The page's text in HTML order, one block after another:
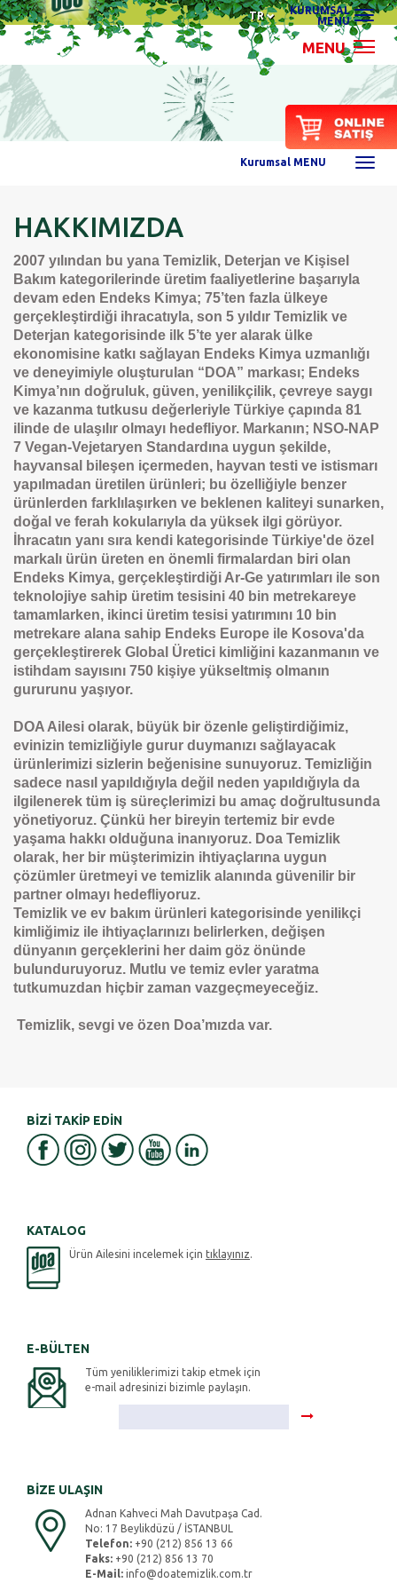
KURUMSAL
MENU
TR
MENU
HAKKIMIZDA
2007 yı ından bu yana Temizlik, Deterjan ve Kişisel
Bakım kategorilerinde üretim faaliyetlerine başarıyla
devam eden Endeks Kimya; 75’ten fazla ü lkeye
gerçekleştirdiği ihracatıyla, son 5 yı ld ır Temizlik ve
Deterjan kategorisinde ilk 5’te yer alarak ü lke
ekonomisine katkı sağ layan Endeks Kimya uzmanl ığı
ve deneyimiyle oluşturulan “DOA” markası; Endeks
Kimya’nın doğruluk, güven, yenilikçilik, çevreye saygı
ve kazanma tutkusu değerleriyle Türkiye çapında 81
ilinde de ulaşı ır olmayı hedefliyor. Markanın; NSO-NAP
7 Vegan-Vejetaryen Standard ına uygun şekilde,
hayvansal bileşen içermeden, hayvan testi ve istismarı
yapı lmadan üretilen ürünleri; bu özelliğiyle benzer
ürünlerden farkl ı laşırken ve beklenen kaliteyi sunarken,
doğal ve ferah kokularıyla da yü ksek ilgi görüyor.
hracatın yanı sıra kendi kategorisinde Türkiye'de özel
markal ı ürün üreten en önemli firmalardan biri olan
Endeks Kimya, gerçekleştirdiği Ar-Ge yatırımları ile son
teknolojiye sahip üretim tesisini 40 bin metrekareye
tamamlarken, ikinci üretim tesisi yatırımını 10 bin
metrekare alana sahip Endeks Europe ile Kosova'da
gerçekleştirerek Global Üretici kimliğini kazanmanın ve
istihdam sayısını 750 kişiye yü kseltmiş olmanın
gururunu yaşıyor.
DOA Ailesi olarak, büyü k bir özenle geliştirdiğimiz,
evinizin temizliğiyle gurur duymanızı sağ layacak
ürünlerimizi sizlerin beğenisine sunuyoruz. Temizliğin
sadece nası l yapı ld ığıyla değil neden yapı ld ığıyla da
ilgilenerek tüm iş süreç lerimizi bu amaç doğrultusunda
yönetiyoruz. Çünkü her bireyin tertemiz bir evde
yaşama hakkı olduğuna inanıyoruz. Doa Temizlik
olarak, her bir müşterimizin ihtiyaç larına uygun
çözümler üretmeyi ve temizlik alanında güvenilir bir
partner olmayı hedefliyoruz.
Temizlik ve ev bakım ürünleri kategorisinde yenilikçi
kimliğimiz ile ihtiyaç larınızı belirlerken, değişen
d ünyanın gerçeklerini her daim göz önünde
bulunduruyoruz. Mutlu ve temiz evler yaratma
tutkumuzdan hiçbir zaman vazgeçmeyeceğiz.
Temizlik, sevgi ve özen Doa’mızda var.
Kurumsal MENU
BİZİ TAKİP EDİN
KATALOG
Ürün Ailesini incelemek için tıklayınız.
E-BÜLTEN
Tüm yeniliklerimizi takip etmek için
e-mail adresinizi bizimle paylaşın.
BİZE ULAŞIN
Adnan Kahveci Mah Davutpaşa Cad.
No: 17 Beylikdüzü / İSTANBUL
Telefon:+90 (212) 856 13 66
Faks:+90 (212) 856 13 70
E-Mail:info@doatemizlik.com.tr